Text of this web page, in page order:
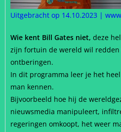
Uitgebracht op 14.10.2023 |
Wie kent Bill Gates niet, deze
zijn fortuin de wereld wil
ontberingen.
In dit programma leer je het
man kennen.
Bijvoorbeeld hoe hij de
nieuwsmedia manipuleert,
regeringen omkoopt, het weer